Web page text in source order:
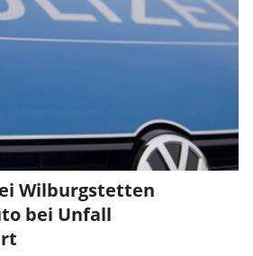
Wilburgstetten
bei Unfall